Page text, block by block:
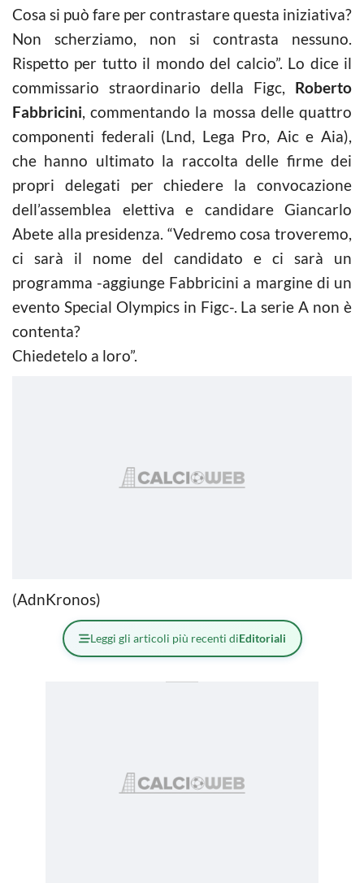
Cosa si può fare per contrastare questa iniziativa?
Non scherziamo, non si contrasta nessuno.
Rispetto per tutto il mondo del calcio”. Lo dice il
commissario straordinario della Figc, Roberto
Fabbricini, commentando la mossa delle quattro
componenti federali (Lnd, Lega Pro, Aic e Aia),
che hanno ultimato la raccolta delle firme dei
propri delegati per chiedere la convocazione
dell’assemblea elettiva e candidare Giancarlo
Abete alla presidenza. “Vedremo cosa troveremo,
ci sarà il nome del candidato e ci sarà un
programma -aggiunge Fabbricini a margine di un
evento Special Olympics in Figc-. La serie A non è
contenta?
Chiedetelo a loro”.
(AdnKronos)
Leggi gli articoli più recenti diEditoriali